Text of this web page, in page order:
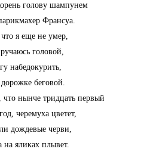
голову шампунем
Франсуа.
я еще не умер,
головой,
набедокурить,
беговой.
нынче тридцать первый
черемуха цветет,
дождевые черви,
яликах плывет.